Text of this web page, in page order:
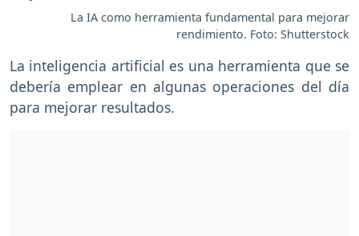
La IA como herramienta fundamental para mejorar
rendimiento. Foto: Shutterstock
La inteligencia artificial es una herramienta que se
debería emplear en algunas operaciones del día
para mejorar resultados.